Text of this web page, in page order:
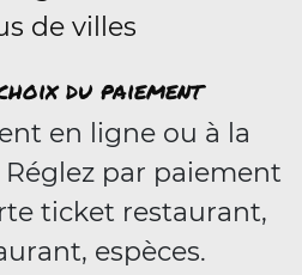
de villes
du paiement
en ligne ou à la
Réglez par paiement
ticket restaurant,
espèces.